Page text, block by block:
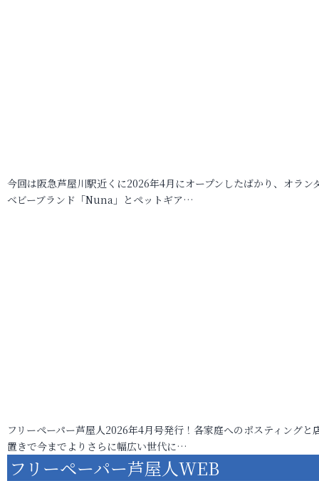
今回は阪急芦屋川駅近くに2026年4月にオープンしたばかり、オラン
ベビーブランド「Nuna」とペットギア…
フリーペーパー芦屋人2026年4月号発行！各家庭へのポスティングと
置きで今までよりさらに幅広い世代に…
フリーペーパー芦屋人WEB